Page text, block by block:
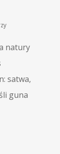
natury
satwa,
guna